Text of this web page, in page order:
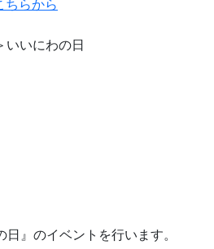
ちらから
いいにわの日
』のイベントを行います。